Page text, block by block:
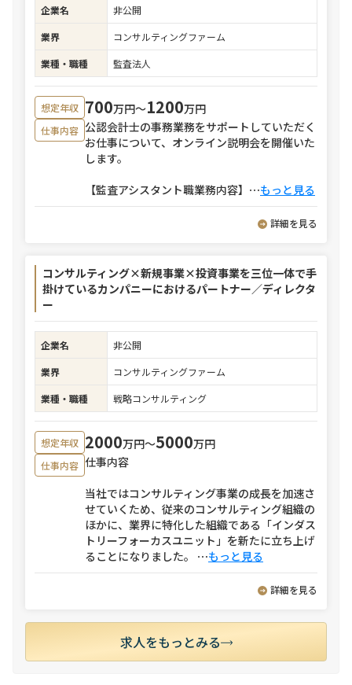
企業名
非公開
業界
コンサルティングファーム
業種・職種
監査法人
想定年収 700万円〜1200万円
仕事内容 公認会計士の事務業務をサポートしていただく
お仕事について、オンライン説明会を開催いた
します。
【監査アシスタント職業務内容】 ⋯もっと見る
詳細を見る
コンサルティング×新規事業×投資事業を三位一体で手
掛けているカンパニーにおけるパートナー／ディレクタ
ー
企業名
非公開
業界
コンサルティングファーム
業種・職種
戦略コンサルティング
想定年収 2000万円〜5000万円
仕事内容 仕事内容
当社ではコンサルティング事業の成長を加速さ
せていくため、従来のコンサルティング組織の
ほかに、業界に特化した組織である「インダス
トリーフォーカスユニット」を新たに立ち上げ
ることになりました。 ⋯もっと見る
詳細を見る
求人をもっとみる